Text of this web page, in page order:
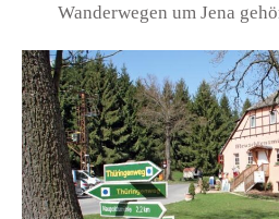
Wanderwegen um Jena